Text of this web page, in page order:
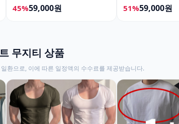
45%59,000원 51%59,000원
무지티 상품
환으로, 이에 따른 일정액의 수수료를 제공받습니다.